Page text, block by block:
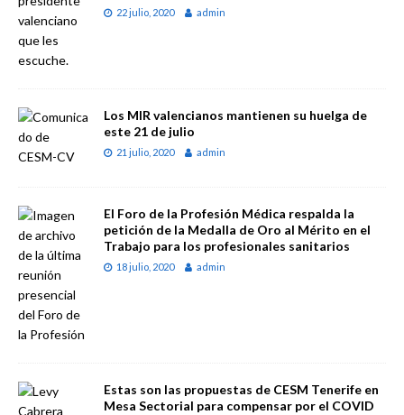
22 julio, 2020 admin
Los MIR valencianos mantienen su huelga de
este 21 de julio
21 julio, 2020 admin
El Foro de la Profesión Médica respalda la
petición de la Medalla de Oro al Mérito en el
Trabajo para los profesionales sanitarios
18 julio, 2020 admin
Estas son las propuestas de CESM Tenerife en
Mesa Sectorial para compensar por el COVID